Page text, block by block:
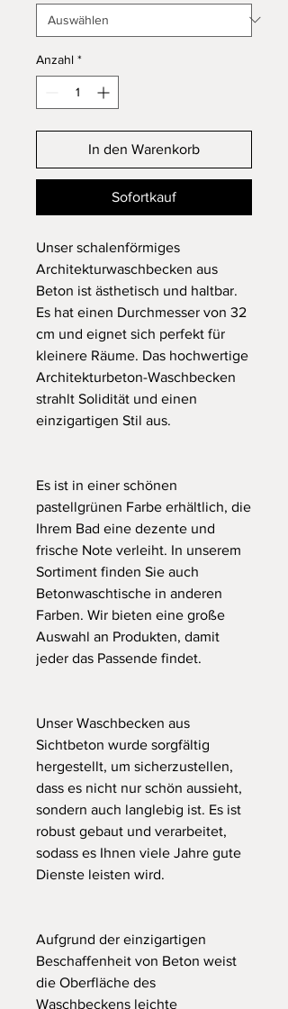
Anzahl *
In den Warenkorb
Sofortkauf
Unser schalenförmiges
Architekturwaschbecken aus
Beton ist ästhetisch und haltbar.
Es hat einen Durchmesser von 32
cm und eignet sich perfekt für
kleinere Räume. Das hochwertige
Architekturbeton-Waschbecken
strahlt Solidität und einen
einzigartigen Stil aus.
Es ist in einer schönen
pastellgrünen Farbe erhältlich, die
Ihrem Bad eine dezente und
frische Note verleiht. In unserem
Sortiment finden Sie auch
Betonwaschtische in anderen
Farben. Wir bieten eine große
Auswahl an Produkten, damit
jeder das Passende findet.
Unser Waschbecken aus
Sichtbeton wurde sorgfältig
hergestellt, um sicherzustellen,
dass es nicht nur schön aussieht,
sondern auch langlebig ist. Es ist
robust gebaut und verarbeitet,
sodass es Ihnen viele Jahre gute
Dienste leisten wird.
Aufgrund der einzigartigen
Beschaffenheit von Beton weist
die Oberfläche des
Waschbeckens leichte